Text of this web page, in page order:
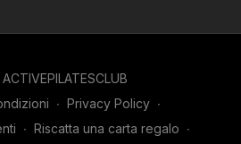
∙ Privacy Policy ∙
∙ Riscatta una carta regalo ∙